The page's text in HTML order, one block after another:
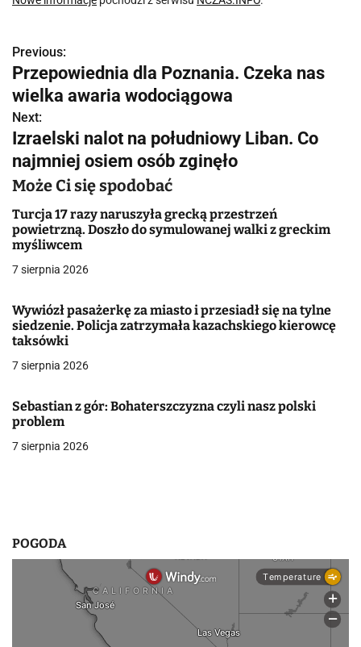
N
a
w
i
g
a
c
j
a
w
p
s
u
Previous:
Przepowiednia dla Poznania. Czeka nas
wielka awaria wodociągowa
Next:
Izraelski nalot na południowy Liban. Co
najmniej osiem osób zginęło
Może Ci się spodobać
Turcja 17 razy naruszyła grecką przestrzeń
powietrzną. Doszło do symulowanej walki z greckim
myśliwcem
7 sierpnia 2026
Wywiózł pasażerkę za miasto i przesiadł się na tylne
siedzenie. Policja zatrzymała kazachskiego kierowcę
taksówki
7 sierpnia 2026
Sebastian z gór: Bohaterszczyzna czyli nasz polski
problem
7 sierpnia 2026
POGODA